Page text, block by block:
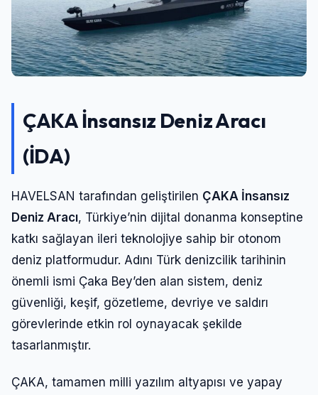
ÇAKA İnsansız Deniz Aracı
(İDA)
HAVELSAN tarafından geliştirilen ÇAKA İnsansız
Deniz Aracı, Türkiye’nin dijital donanma konseptine
katkı sağlayan ileri teknolojiye sahip bir otonom
deniz platformudur. Adını Türk denizcilik tarihinin
önemli ismi Çaka Bey’den alan sistem, deniz
güvenliği, keşif, gözetleme, devriye ve saldırı
görevlerinde etkin rol oynayacak şekilde
tasarlanmıştır.
ÇAKA, tamamen milli yazılım altyapısı ve yapay